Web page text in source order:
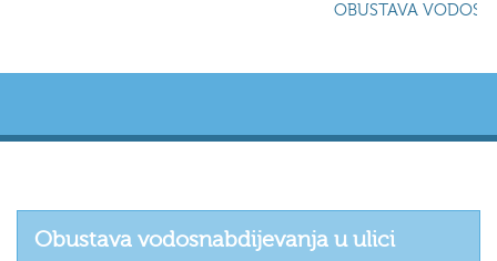
OBUSTAVA
Obustava vodosnabdijevanja u ulici